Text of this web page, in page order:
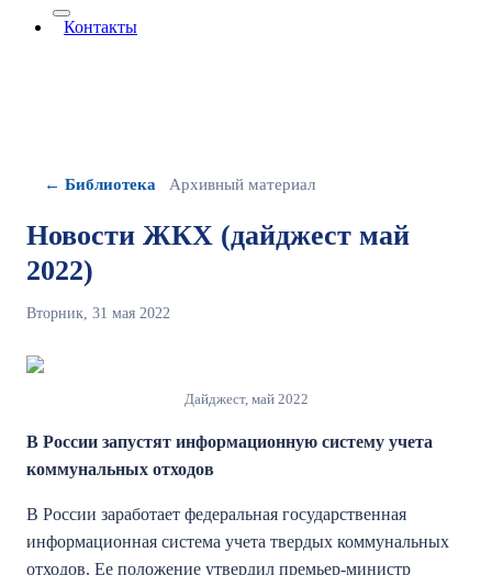
More about: сведения об организации
Контакты
← Библиотека Архивный материал
Новости ЖКХ (дайджест май
2022)
Вторник, 31 мая 2022
Дайджест, май 2022
В России запустят информационную систему учета
коммунальных отходов
В России заработает федеральная государственная
информационная система учета твердых коммунальных
отходов. Ее положение утвердил премьер-министр